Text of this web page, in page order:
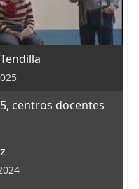
centros docentes